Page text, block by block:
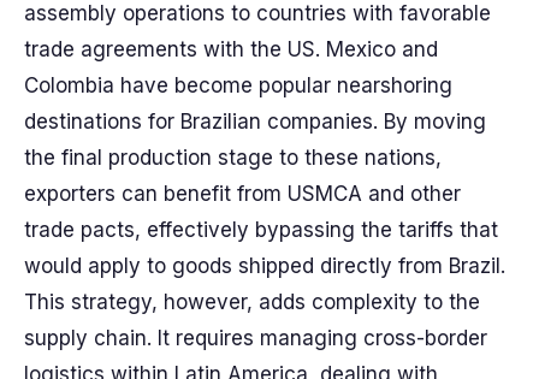
assembly operations to countries with favorable
trade agreements with the US. Mexico and
Colombia have become popular nearshoring
destinations for Brazilian companies. By moving
the final production stage to these nations,
exporters can benefit from USMCA and other
trade pacts, effectively bypassing the tariffs that
would apply to goods shipped directly from Brazil.
This strategy, however, adds complexity to the
supply chain. It requires managing cross-border
logistics within Latin America, dealing with